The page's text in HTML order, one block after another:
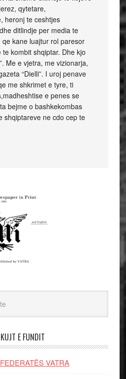
qytetare,
heronj te ceshtjes
ditlindje per media te
kane luajtur rol paresor
kombit shqiptar. Dhe kjo
Me e vjetra, me vizionarja,
“Dielli”. I uroj penave
me shkrimet e tyre, ti
e penes se
bejme o bashkekombas
shqiptareve ne cdo cep te
E FUNDIT
VATRA